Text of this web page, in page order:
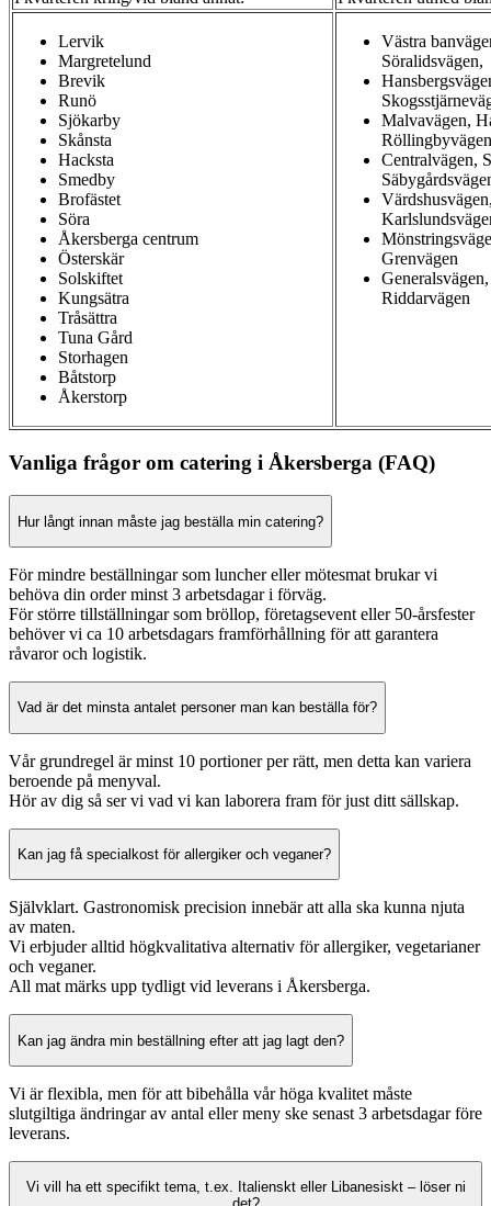
Lervik
Margretelund
Brevik
Runö
Sjökarby
Skånsta
Hacksta
Smedby
Brofästet
Söra
Åkersberga centrum
Österskär
Solskiftet
Kungsätra
Tråsättra
Tuna Gård
Storhagen
Båtstorp
Åkerstorp
Västra
Söralidsvägen,
Malvavägen,
Röllingbyvägen
Centralvägen,
Grenvägen
Riddarvägen
Vanliga frågor om catering i Åkersberga (FAQ)
Hur långt innan måste jag beställa min catering?
För mindre beställningar som luncher eller mötesmat brukar vi
behöva din order minst 3 arbetsdagar i förväg.
För större tillställningar som bröllop, företagsevent eller 50-årsfester
behöver vi ca 10 arbetsdagars framförhållning för att garantera
råvaror och logistik.
Vad är det minsta antalet personer man kan beställa för?
Vår grundregel är minst 10 portioner per rätt, men detta kan variera
beroende på menyval.
Hör av dig så ser vi vad vi kan laborera fram för just ditt sällskap.
Kan jag få specialkost för allergiker och veganer?
Självklart. Gastronomisk precision innebär att alla ska kunna njuta
av maten.
Vi erbjuder alltid högkvalitativa alternativ för allergiker, vegetarianer
och veganer.
All mat märks upp tydligt vid leverans i Åkersberga.
Kan jag ändra min beställning efter att jag lagt den?
Vi är flexibla, men för att bibehålla vår höga kvalitet måste
slutgiltiga ändringar av antal eller meny ske senast 3 arbetsdagar före
leverans.
Vi vill ha ett specifikt tema, t.ex. Italienskt eller Libanesiskt – löser ni